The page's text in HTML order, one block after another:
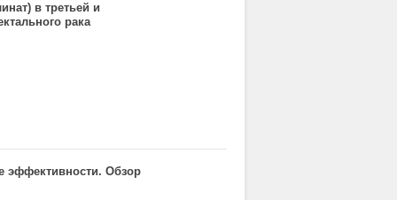
в третьей и
рака
эффективности. Обзор